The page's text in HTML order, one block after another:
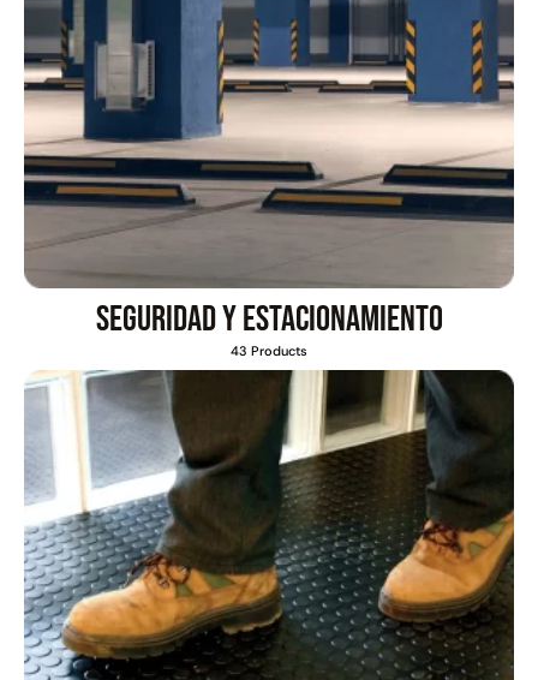
Seguridad y estacionamiento
43 Products